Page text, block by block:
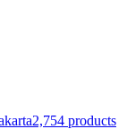
2,754 products